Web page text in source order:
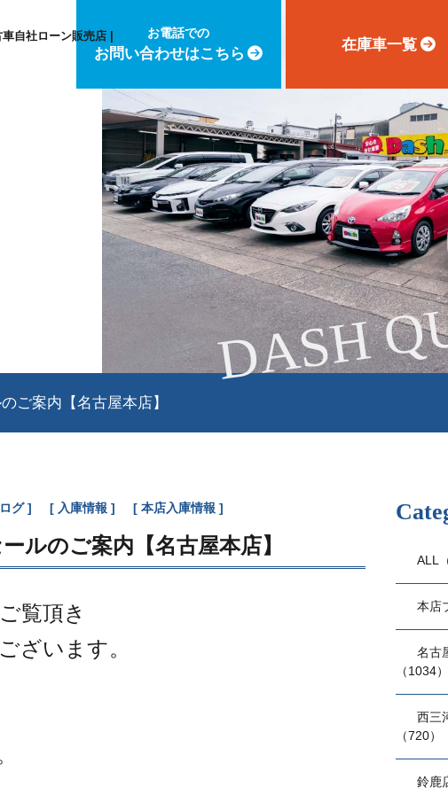
自社ローン販売店 |
お電話での
お問い合わせはこちら
在庫車一覧
DASH
ご案内【名古屋本店】
グ 入庫情報 本店入庫情報
ルのご案内【名古屋本店】
覧頂き
ざいます。
ALL
本店
名古
（1034）
西三
（720）
鈴鹿